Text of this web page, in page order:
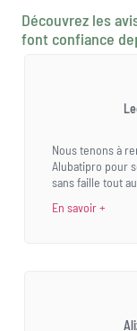
Découvrez les
font confiance
Nous tenons à
Alubatipro pour
sans faille tout
En savoir +